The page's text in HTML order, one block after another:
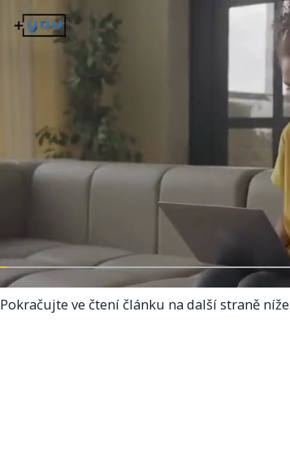
Pokračujte ve čtení článku na další straně níže.